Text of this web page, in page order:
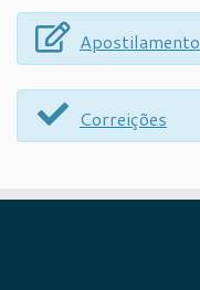
Apostilamento
Correições